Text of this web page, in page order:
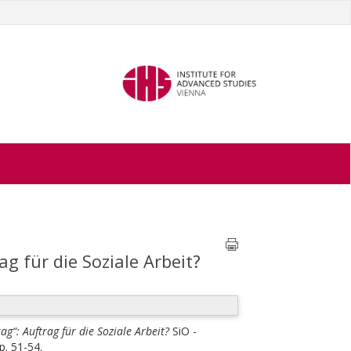
für die Soziale Arbeit?
Auftrag für die Soziale Arbeit? SiO -
51-54.